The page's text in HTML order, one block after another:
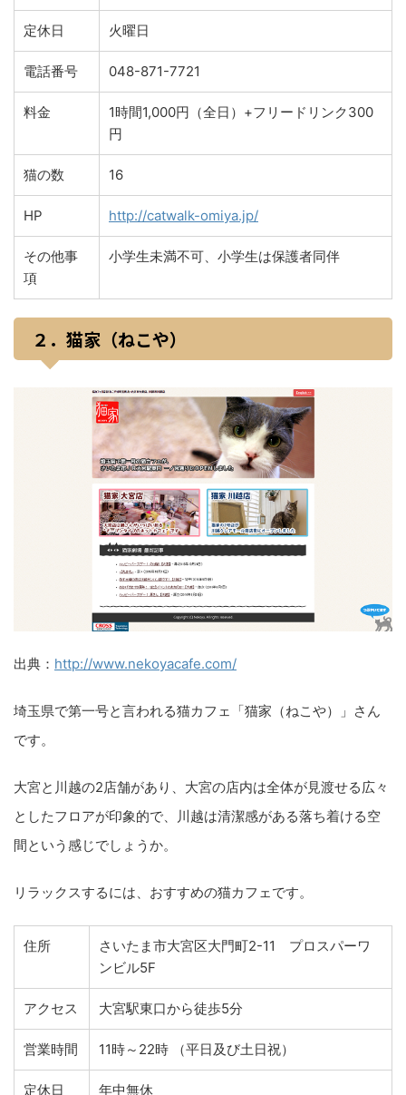
定休日 火曜日
電話番号 048-871-7721
料金
1時間1,000円（全日）+フリードリンク300
円
猫の数 16
HP http://catwalk-omiya.jp/
その他事
項
小学生未満不可、小学生は保護者同伴
２．猫家（ねこや）
出典： http://www.nekoyacafe.com/
埼玉県で第一号と言われる猫カフェ「猫家（ねこや）」さん
です。
大宮と川越の2店舗があり、大宮の店内は全体が見渡せる広々
としたフロアが印象的で、川越は清潔感がある落ち着ける空
間という感じでしょうか。
リラックスするには、おすすめの猫カフェです。
住所
さいたま市大宮区大門町2-11 プロスパーワ
ンビル5F
アクセス 大宮駅東口から徒歩5分
営業時間 11時～22時 （平日及び土日祝）
定休日 年中無休